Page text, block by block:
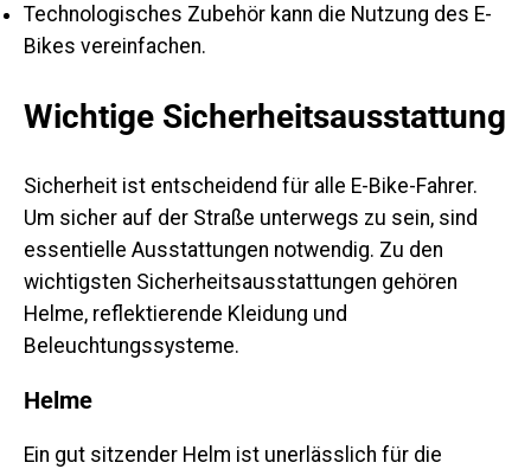
Technologisches Zubehör kann die Nutzung des E-
Bikes vereinfachen.
Wichtige Sicherheitsausstattung
Sicherheit ist entscheidend für alle E-Bike-Fahrer.
Um sicher auf der Straße unterwegs zu sein, sind
essentielle Ausstattungen notwendig. Zu den
wichtigsten Sicherheitsausstattungen gehören
Helme, reflektierende Kleidung und
Beleuchtungssysteme.
Helme
Ein gut sitzender Helm ist unerlässlich für die